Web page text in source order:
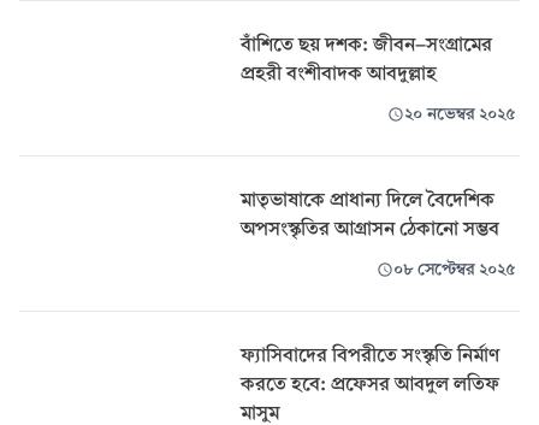
বাঁশিতে ছয় দশক: জীবন-সংগ্রামের
প্রহরী বংশীবাদক আবদুল্লাহ
২০ নভেম্বর ২০২৫
মাতৃভাষাকে প্রাধান্য দিলে বৈদেশিক
অপসংস্কৃতির আগ্রাসন ঠেকানো সম্ভব
০৮ সেপ্টেম্বর ২০২৫
ফ্যাসিবাদের বিপরীতে সংস্কৃতি নির্মাণ
করতে হবে: প্রফেসর আবদুল লতিফ
মাসুম